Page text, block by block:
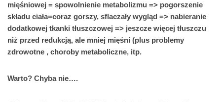
mięśniowej = spowolnienie metabolizmu => pogorszenie
składu ciała=coraz gorszy, sflaczały wygląd => nabieranie
dodatkowej tkanki tłuszczowej => jeszcze więcej tłuszczu
niż przed redukcją, ale mniej mięśni (plus problemy
zdrowotne , choroby metaboliczne, itp.
Warto? Chyba nie….